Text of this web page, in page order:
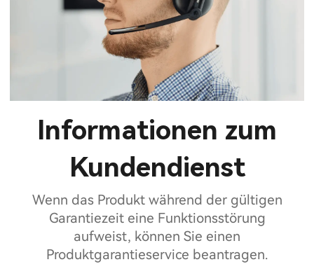
Informationen zum
Kundendienst
Wenn das Produkt während der gültigen
Garantiezeit eine Funktionsstörung
aufweist, können Sie einen
Produktgarantieservice beantragen.